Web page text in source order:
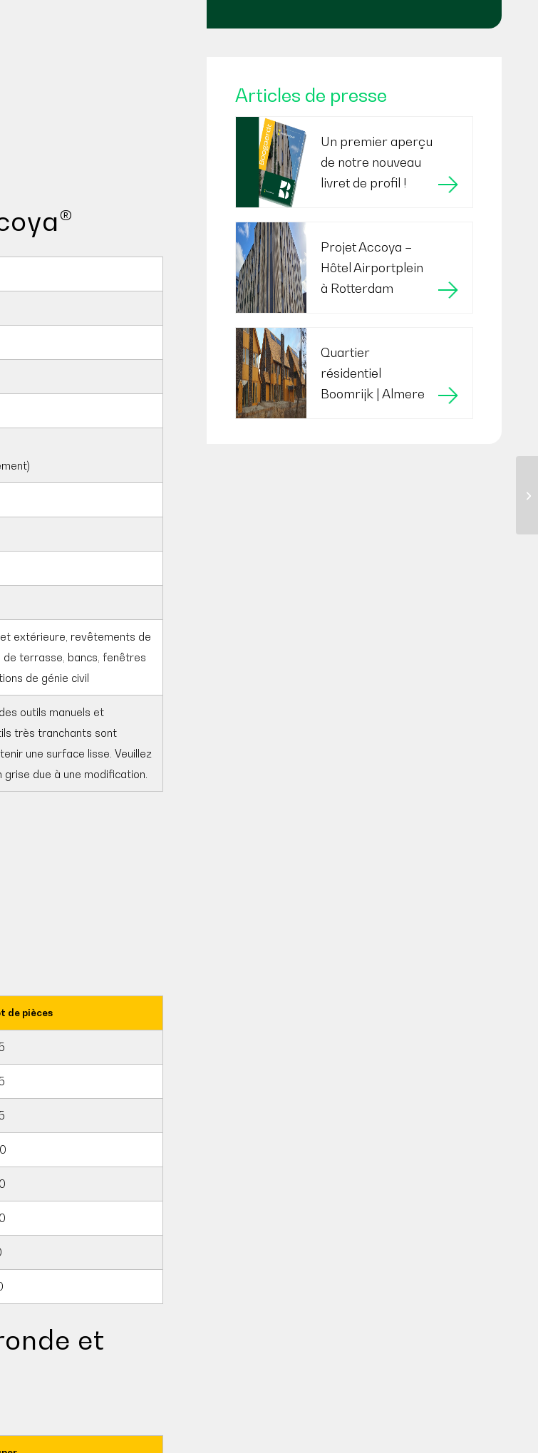
extérieure, revêtements de
terrasse, bancs, fenêtres
de génie civil
outils manuels et
très tranchants sont
une surface lisse. Veuillez
due à une modification.
de pièces
et
Articles de presse
Un premier aperçu
de notre nouveau
livret de profil !
Projet Accoya –
Hôtel Airportplein
à Rotterdam
Quartier
résidentiel
Boomrijk | Almere